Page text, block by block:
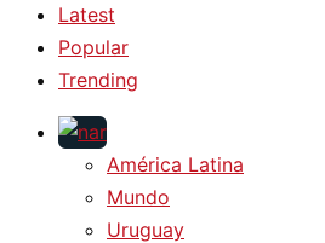
Latest
Popular
Trending
América Latina
Mundo
Uruguay